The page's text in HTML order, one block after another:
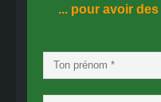
... pour avoir